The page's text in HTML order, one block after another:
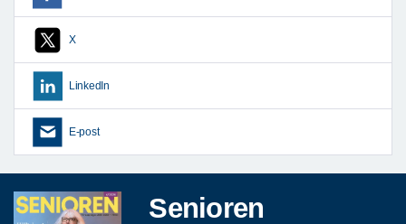
X
LinkedIn
E-post
Senioren